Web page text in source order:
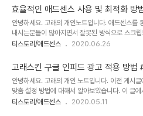
있고 모 카페에서는 "고래 스킨 운영자 사이드바에
를 넣으셔도 됩니다. 먼저 애드센스 광고 단위 코드
스토리 스킨 편집에서 콘테이너 안에 삽입 티스토
서 스킨 편집창으로 이동합니다. "스킨 편집 >
아무대나 마우스 좌클릭 후 키보드의 "Ctrl + F"
서 "container" 를 검색합니다. 태그를 찾으시면
효율적인 애드센스 사용 및 최적화 방
안녕하세요. 고래의 개인노트입니다. 애드센스를
내시는분들이 많아지면서 잘못된 방식으로 스크
분들이 많습니다. 아주 간단하지만 신경쓰지 않는
에 대한 몇가지 팁이 아닌 팁을 설명 해드리겠습니
트 삽입 관련 애드센스 광고 단위 생성후 코드를
같은 내용의 소스를 티스토리에 붙여넣게 됩니다.
줄에 위치한 "adsbygoogle.js" 를 불러오는 코
해도 됩니다. 이 부분을 모르셨던 분들은 애드센스
티스토리/애드센스 2020.06.26
고래스킨 구글 인피드 광고 적용 방법
안녕하세요. 고래의 개인 노트입니다. 이전 게시
맞춤 설정 방법에 대해서 알아보았습니다. 이 글
드를 가지고 고래 스킨에 적용시켜보도록 하겠습니
티스토리/애드센스 2020.05.11